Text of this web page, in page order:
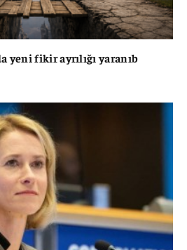
yeni fikir ayrılığı yaranıb